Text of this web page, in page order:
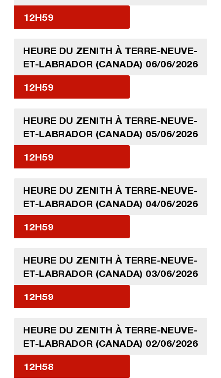
12H59
HEURE DU ZENITH À TERRE-NEUVE-
ET-LABRADOR (CANADA) 06/06/2026
12H59
HEURE DU ZENITH À TERRE-NEUVE-
ET-LABRADOR (CANADA) 05/06/2026
12H59
HEURE DU ZENITH À TERRE-NEUVE-
ET-LABRADOR (CANADA) 04/06/2026
12H59
HEURE DU ZENITH À TERRE-NEUVE-
ET-LABRADOR (CANADA) 03/06/2026
12H59
HEURE DU ZENITH À TERRE-NEUVE-
ET-LABRADOR (CANADA) 02/06/2026
12H58